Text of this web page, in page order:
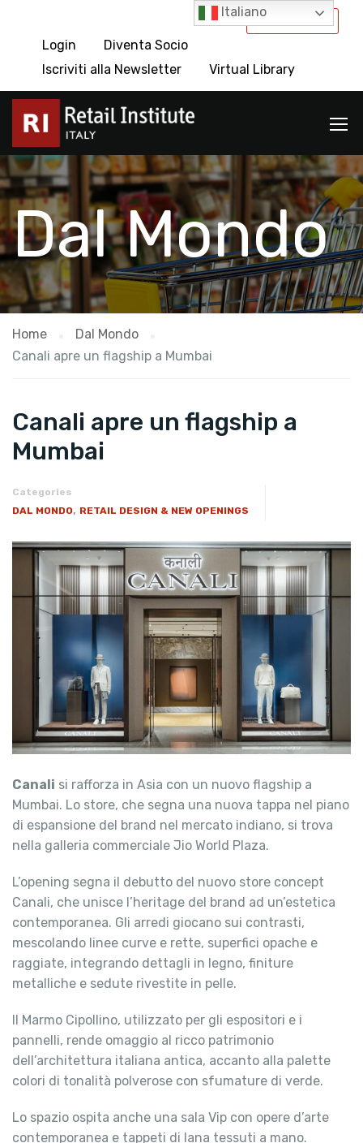
International
Login
Diventa Socio
Iscriviti alla Newsletter
Virtual Library
Dal Mondo
Home
Dal Mondo
Canali apre un flagship a Mumbai
Canali apre un flagship a
Mumbai
Categories
DAL MONDO, RETAIL DESIGN & NEW OPENINGS
Canali si rafforza in Asia con un nuovo flagship a
Mumbai. Lo store, che segna una nuova tappa nel piano
di espansione del brand nel mercato indiano, si trova
nella galleria commerciale Jio World Plaza.
L’opening segna il debutto del nuovo store concept
Canali, che unisce l’heritage del brand ad un’estetica
contemporanea. Gli arredi giocano sui contrasti,
mescolando linee curve e rette, superfici opache e
raggiate, integrando dettagli in legno, finiture
metalliche e sedute rivestite in pelle.
Il Marmo Cipollino, utilizzato per gli espositori e i
pannelli, rende omaggio al ricco patrimonio
dell’architettura italiana antica, accanto alla palette
colori di tonalità polverose con sfumature di verde.
Lo spazio ospita anche una sala Vip con opere d’arte
contemporanea e tappeti di lana tessuti a mano.
Italiano